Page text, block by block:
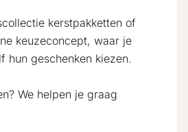
kerstpakketten of
keuzeconcept, waar je
hun geschenken kiezen.
We helpen je graag